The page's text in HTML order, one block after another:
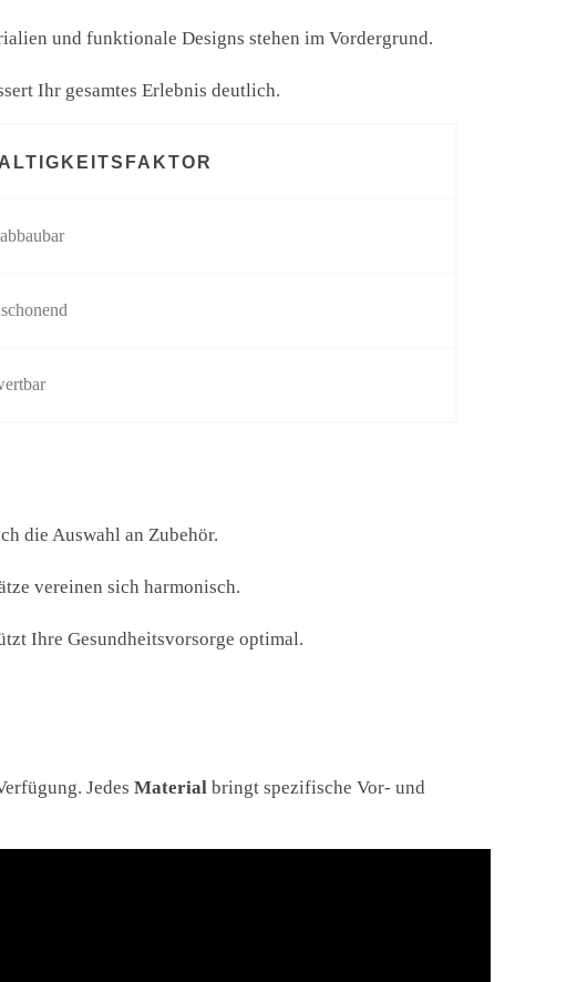
und funktionale Designs stehen im Vordergrund.
Ihr gesamtes Erlebnis deutlich.
die Auswahl an Zubehör.
vereinen sich harmonisch.
Ihre Gesundheitsvorsorge optimal.
Jedes Material bringt spezifische Vor- und